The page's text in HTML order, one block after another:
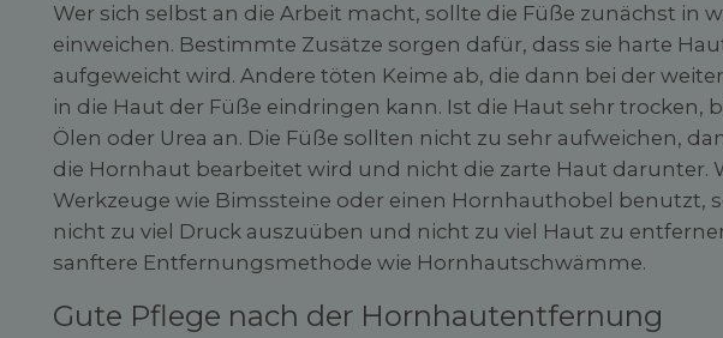
Wer sich selbst an die Arbeit macht, sollte die Füße zunächst in
einweichen. Bestimmte Zusätze sorgen dafür, dass sie harte
aufgeweicht wird. Andere töten Keime ab, die dann bei der
in die Haut der Füße eindringen kann. Ist die Haut sehr trocken,
Ölen oder Urea an. Die Füße sollten nicht zu sehr aufweichen,
die Hornhaut bearbeitet wird und nicht die zarte Haut darunter.
Werkzeuge wie Bimssteine oder einen Hornhauthobel benutzt,
nicht zu viel Druck auszuüben und nicht zu viel Haut zu
sanftere Entfernungsmethode wie Hornhautschwämme.
Gute Pflege nach der Hornhautentfernung